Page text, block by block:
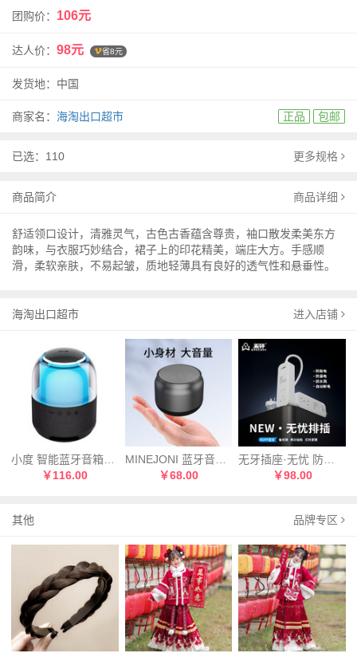
团购价： 106元
达人价： 98元 省8元
发货地：中国
商家名： 海淘出口超市 正品 包邮
已选：110 更多规格
商品简介 商品详细
舒适领口设计，清雅灵气，古色古香蕴含尊贵，袖口散发柔美东方
韵味，与衣服巧妙结合，裙子上的印花精美，端庄大方。手感顺
滑，柔软亲肤，不易起皱，质地轻薄具有良好的透气性和悬垂性。
海淘出口超市 进入店铺
￥116.00
MINEJONI 蓝牙音响BT16 新款迷你车载蓝牙音箱
￥68.00
￥98.00
其他 品牌专区